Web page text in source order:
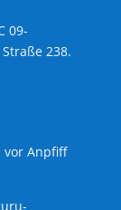
09-
238.
vor Anpfiff